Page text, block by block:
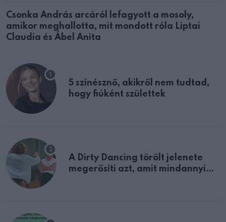
Csonka András arcáról lefagyott a mosoly,
amikor meghallotta, mit mondott róla Liptai
Claudia és Ábel Anita
5 színésznő, akikről nem tudtad,
hogy fiúként születtek
A Dirty Dancing törölt jelenete
megerősíti azt, amit mindannyian